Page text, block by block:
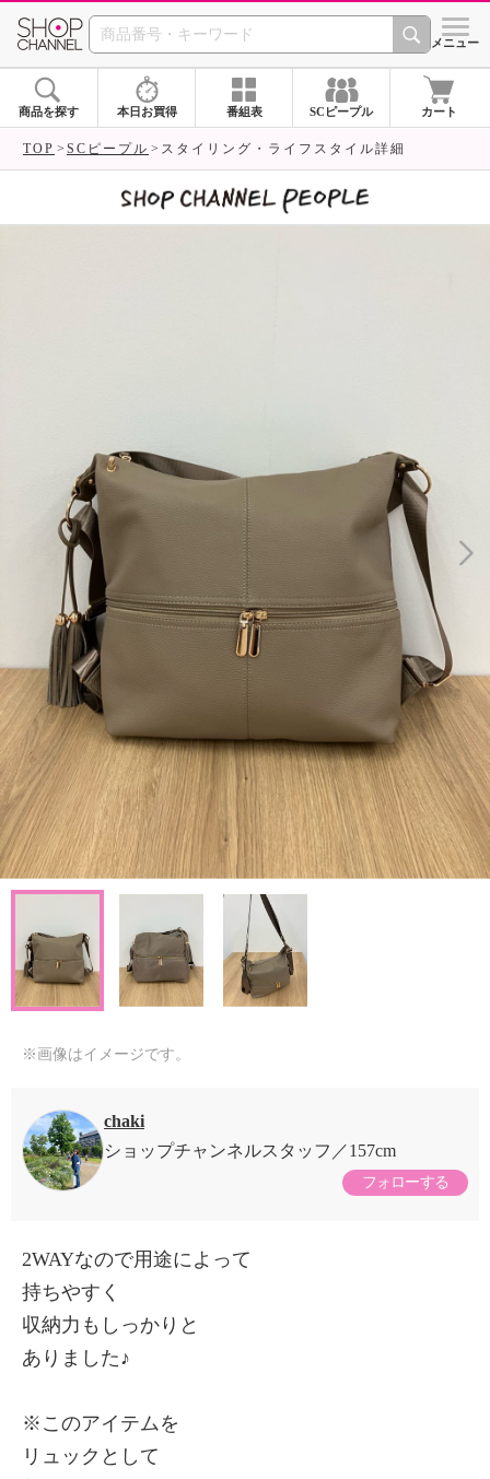
SHOP CHANNEL シメニュー
商品を探す 本日お買得 番組表 SCピープル カート
TOP SCピープル スタイリング・ライフスタイル詳細
※画像はイメージです。
chaki
ショップチャンネルスタッフ
157cm
フォローする
2WAYなので用途によって
持ちやすく
収納力もしっかりと
ありました♪
※このアイテムを
リュックとして